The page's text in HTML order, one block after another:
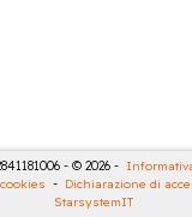
- © 2026 -
- Dichiarazione di
StarsystemIT